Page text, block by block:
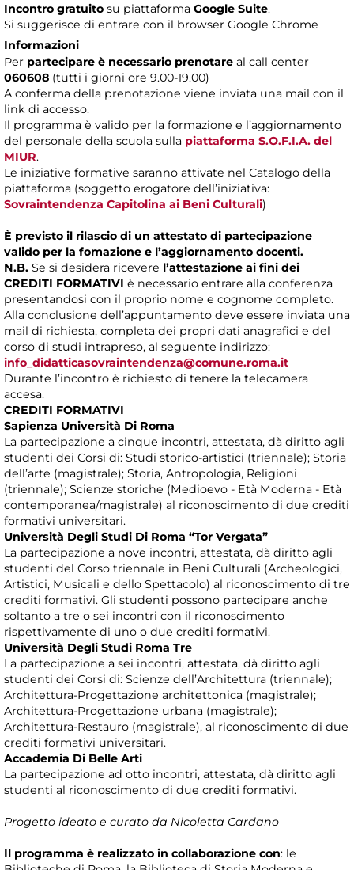
Incontro gratuito su piattaforma Google Suite.
Si suggerisce di entrare con il browser Google Chrome
Informazioni
Per partecipare è necessario prenotare al call center
060608 (tutti i giorni ore 9.00-19.00)
A conferma della prenotazione viene inviata una mail con il
link di accesso.
Il programma è valido per la formazione e l’aggiornamento
del personale della scuola sulla piattaforma S.O.F.I.A. del
MIUR.
Le iniziative formative saranno attivate nel Catalogo della
piattaforma (soggetto erogatore dell’iniziativa:
Sovraintendenza Capitolina ai Beni Culturali)
È previsto il rilascio di un attestato di partecipazione
valido per la fomazione e l’aggiornamento docenti.
N.B. Se si desidera ricevere l’attestazione ai fini dei
CREDITI FORMATIVI è necessario entrare alla conferenza
presentandosi con il proprio nome e cognome completo.
Alla conclusione dell’appuntamento deve essere inviata una
mail di richiesta, completa dei propri dati anagrafici e del
corso di studi intrapreso, al seguente indirizzo:
info_didatticasovraintendenza@comune.roma.it
Durante l’incontro è richiesto di tenere la telecamera
accesa.
CREDITI FORMATIVI
Sapienza Università Di Roma
La partecipazione a cinque incontri, attestata, dà diritto agli
studenti dei Corsi di: Studi storico-artistici (triennale); Storia
dell’arte (magistrale); Storia, Antropologia, Religioni
(triennale); Scienze storiche (Medioevo - Età Moderna - Età
contemporanea/magistrale) al riconoscimento di due crediti
formativi universitari.
Università Degli Studi Di Roma “Tor Vergata”
La partecipazione a nove incontri, attestata, dà diritto agli
studenti del Corso triennale in Beni Culturali (Archeologici,
Artistici, Musicali e dello Spettacolo) al riconoscimento di tre
crediti formativi. Gli studenti possono partecipare anche
soltanto a tre o sei incontri con il riconoscimento
rispettivamente di uno o due crediti formativi.
Università Degli Studi Roma Tre
La partecipazione a sei incontri, attestata, dà diritto agli
studenti dei Corsi di: Scienze dell’Architettura (triennale);
Architettura-Progettazione architettonica (magistrale);
Architettura-Progettazione urbana (magistrale);
Architettura-Restauro (magistrale), al riconoscimento di due
crediti formativi universitari.
Accademia Di Belle Arti
La partecipazione ad otto incontri, attestata, dà diritto agli
studenti al riconoscimento di due crediti formativi.
Progetto ideato e curato da Nicoletta Cardano
Il programma è realizzato in collaborazione con: le